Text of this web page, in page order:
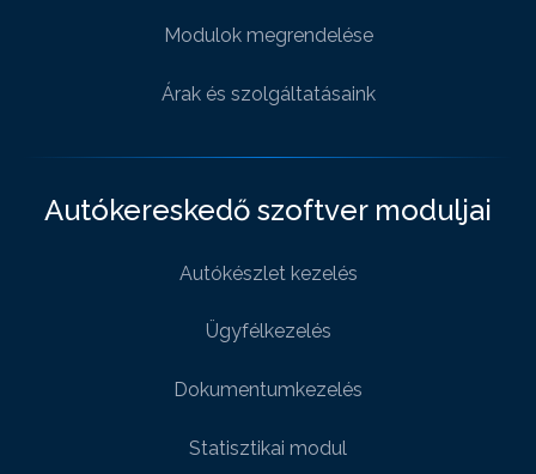
Modulok megrendelése
Árak és szolgáltatásaink
Autókereskedő szoftver moduljai
Autókészlet kezelés
Ügyfélkezelés
Dokumentumkezelés
Statisztikai modul